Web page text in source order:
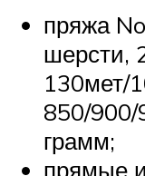
пряжа
шерсти,
130мет/
850/
грамм;
прямые